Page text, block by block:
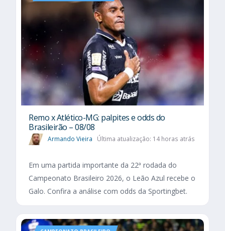
Remo x Atlético-MG: palpites e odds do
Brasileirão – 08/08
Armando Vieira Última atualização: 14 horas atrás
Em uma partida importante da 22ª rodada do
Campeonato Brasileiro 2026, o Leão Azul recebe o
Galo. Confira a análise com odds da Sportingbet.